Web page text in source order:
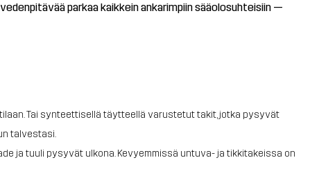
parkaa kaikkein ankarimpiin sääolosuhteisiin —
Tai synteettisellä täytteellä varustetut takit, jotka pysyvät
talvestasi.
ja tuuli pysyvät ulkona. Kevyemmissä untuva- ja tikkitakeissa on